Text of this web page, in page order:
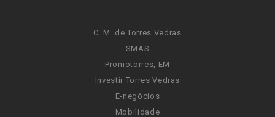
C. M. de Torres Vedras
SMAS
Promotorres, EM
Investir Torres Vedras
E-negócios
Mobilidade